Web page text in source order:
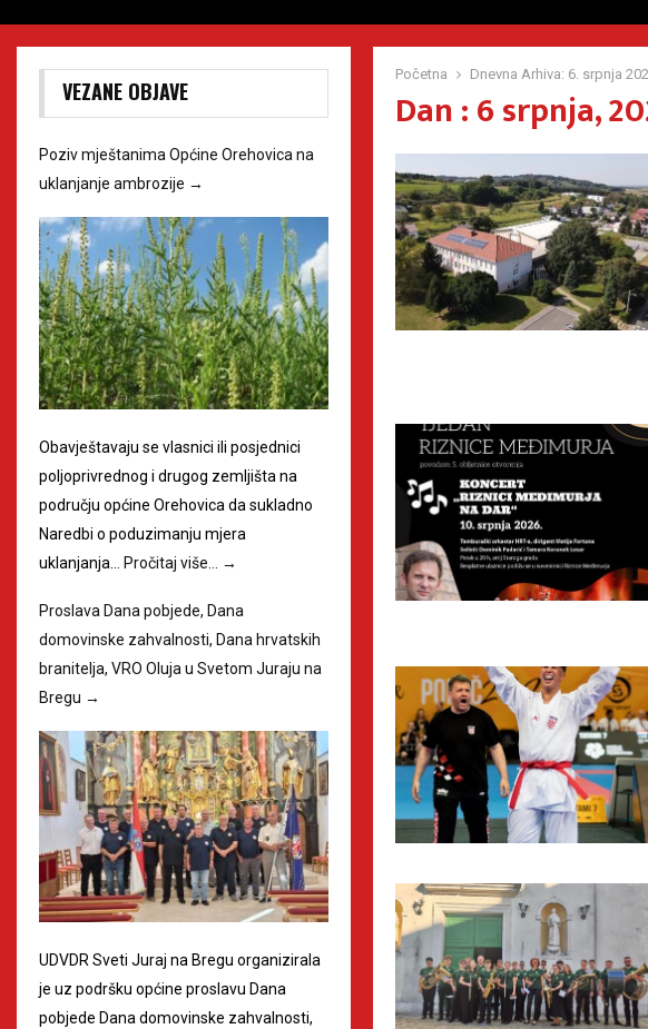
Početna Dnevna Arhiva: 6. srpnja
Dan : 6 srpnja,
VEZANE OBJAVE
Poziv mještanima Općine Orehovica na
uklanjanje ambrozije →
Obavještavaju se vlasnici ili posjednici
poljoprivrednog i drugog zemljišta na
području općine Orehovica da sukladno
Naredbi o poduzimanju mjera
uklanjanja…
Pročitaj više… →
Proslava Dana pobjede, Dana
domovinske zahvalnosti, Dana hrvatskih
branitelja, VRO Oluja u Svetom Juraju na
Bregu →
UDVDR Sveti Juraj na Bregu organizirala
je uz podršku općine proslavu Dana
pobjede Dana domovinske zahvalnosti,